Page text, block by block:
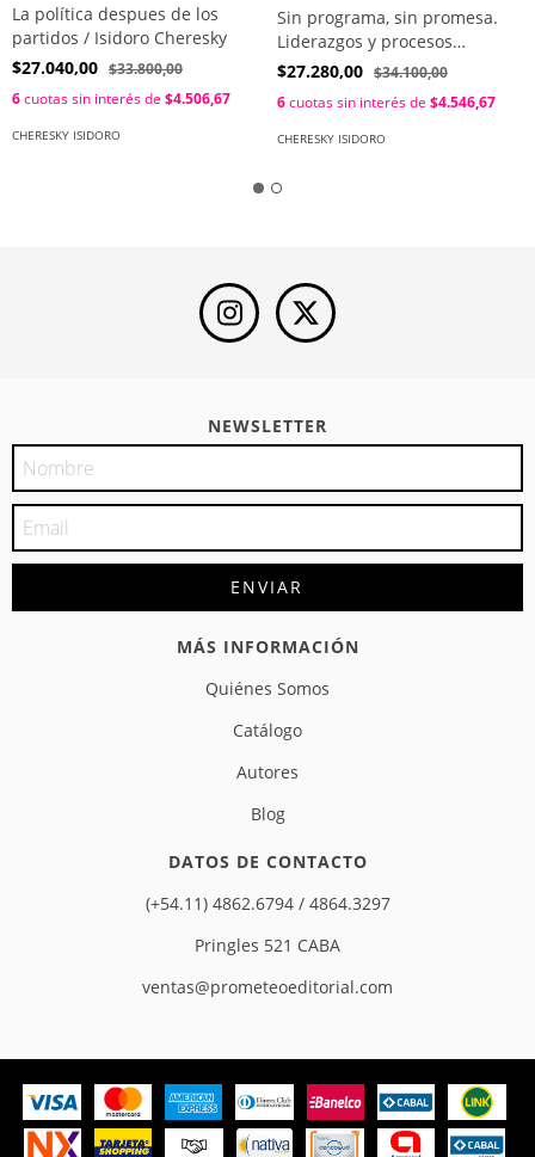
La política despues de los
partidos / Isidoro Cheresky
$27.040,00 $33.800,00
6cuotas sin interés de $4.506,67
CHERESKY ISIDORO
Sin programa, sin promesa.
Liderazgos y procesos
electorales en Argentina /
Rocio
$27.280,00 $34.100,00
6cuotas sin interés de $4.546,67
CHERESKY ISIDORO
NEWSLETTER
MÁS INFORMACIÓN
Quiénes Somos
Catálogo
Autores
Blog
DATOS DE CONTACTO
(+54.11) 4862.6794 / 4864.3297
Pringles 521 CABA
ventas@prometeoeditorial.com